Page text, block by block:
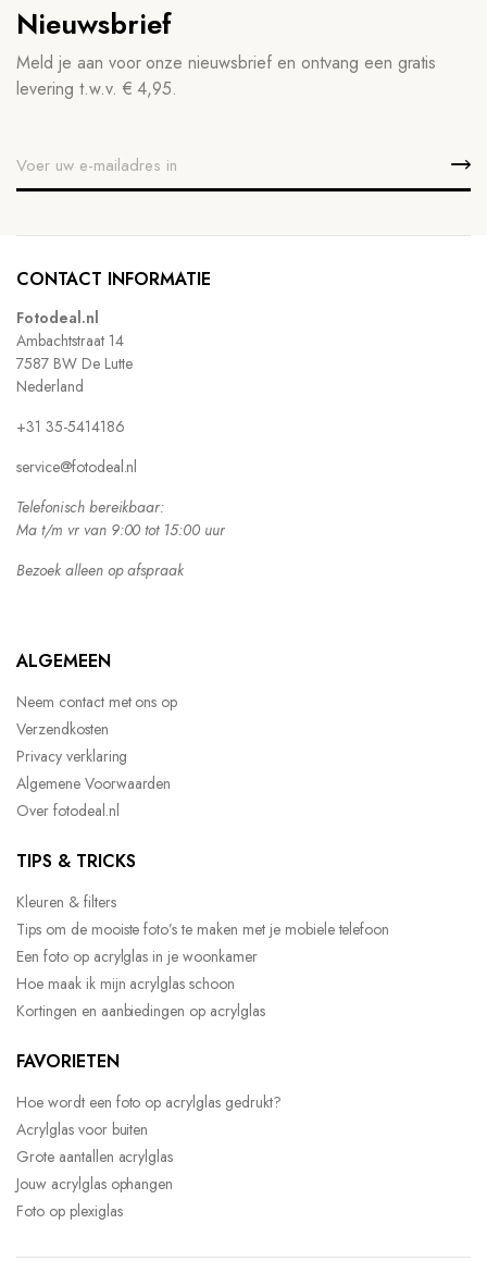
Nieuwsbrief
Meld je aan voor onze nieuwsbrief en ontvang een gratis
levering t.w.v. € 4,95.
CONTACT INFORMATIE
Fotodeal.nl
Ambachtstraat 14
7587 BW De Lutte
Nederland
+31 35-5414186
service@fotodeal.nl
Telefonisch bereikbaar:
Ma t/m vr van 9:00 tot 15:00 uur
Bezoek alleen op afspraak
ALGEMEEN
Neem contact met ons op
Verzendkosten
Privacy verklaring
Algemene Voorwaarden
Over fotodeal.nl
TIPS & TRICKS
Kleuren & filters
Tips om de mooiste foto’s te maken met je mobiele telefoon
Een foto op acrylglas in je woonkamer
Hoe maak ik mijn acrylglas schoon
Kortingen en aanbiedingen op acrylglas
FAVORIETEN
Hoe wordt een foto op acrylglas gedrukt?
Acrylglas voor buiten
Grote aantallen acrylglas
Jouw acrylglas ophangen
Foto op plexiglas